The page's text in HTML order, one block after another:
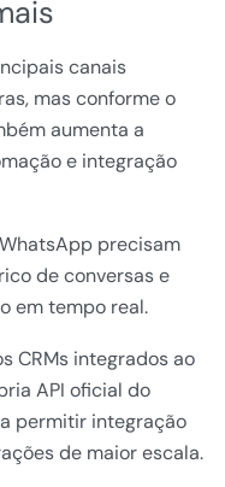
canais
mas conforme o
aumenta a
e integração
precisam
de conversas e
em tempo real.
CRMs integrados ao
API oficial do
permitir integração
de maior escala.